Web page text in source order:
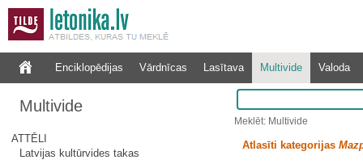
Enciklopēdijas Vārdnīcas Lasītava Multivide Valoda
Multivide
ATTĒLI
Latvijas kultūrvides takas
Meklēt: Multivide
Atlasīti kategorijas